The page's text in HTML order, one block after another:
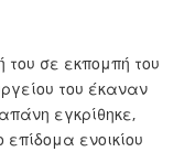
σε εκπομπή του
του έκαναν
εγκρίθηκε,
ενοικίου